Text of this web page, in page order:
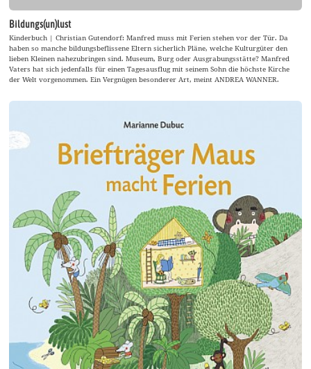
Bildungs(un)lust
Kinderbuch | Christian Gutendorf: Manfred muss mit Ferien stehen vor der Tür. Da
haben so manche bildungsbeflissene Eltern sicherlich Pläne, welche Kulturgüter den
lieben Kleinen nahezubringen sind. Museum, Burg oder Ausgrabungsstätte? Manfred
Vaters hat sich jedenfalls für einen Tagesausflug mit seinem Sohn die höchste Kirche
der Welt vorgenommen. Ein Vergnügen besonderer Art, meint ANDREA WANNER.